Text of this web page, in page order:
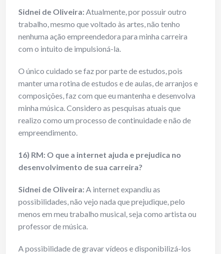
Sidnei de Oliveira:Atualmente, por possuir outro
trabalho, mesmo que voltado às artes, não tenho
nenhuma ação empreendedora para minha carreira
com o intuito de impulsioná-la.
O único cuidado se faz por parte de estudos, pois
manter uma rotina de estudos e de aulas, de arranjos e
composições, faz com que eu mantenha e desenvolva
minha música. Considero as pesquisas atuais que
realizo como um processo de continuidade e não de
empreendimento.
16) RM: O que a internet ajuda e prejudica no
desenvolvimento de sua carreira?
Sidnei de Oliveira:A internet expandiu as
possibilidades, não vejo nada que prejudique, pelo
menos em meu trabalho musical, seja como artista ou
professor de música.
A possibilidade de gravar vídeos e disponibilizá-los